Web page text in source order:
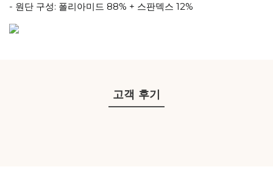
- 원단 구성: 폴리아미드 88% + 스판덱스 12%
고객 후기